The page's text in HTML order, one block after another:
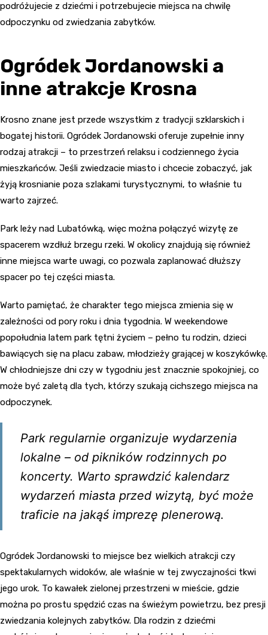
podróżujecie z dziećmi i potrzebujecie miejsca na chwilę
odpoczynku od zwiedzania zabytków.
Ogródek Jordanowski a
inne atrakcje Krosna
Krosno znane jest przede wszystkim z tradycji szklarskich i
bogatej historii. Ogródek Jordanowski oferuje zupełnie inny
rodzaj atrakcji – to przestrzeń relaksu i codziennego życia
mieszkańców. Jeśli zwiedzacie miasto i chcecie zobaczyć, jak
żyją krosnianie poza szlakami turystycznymi, to właśnie tu
warto zajrzeć.
Park leży nad Lubatówką, więc można połączyć wizytę ze
spacerem wzdłuż brzegu rzeki. W okolicy znajdują się również
inne miejsca warte uwagi, co pozwala zaplanować dłuższy
spacer po tej części miasta.
Warto pamiętać, że charakter tego miejsca zmienia się w
zależności od pory roku i dnia tygodnia. W weekendowe
popołudnia latem park tętni życiem – pełno tu rodzin, dzieci
bawiących się na placu zabaw, młodzieży grającej w koszykówkę.
W chłodniejsze dni czy w tygodniu jest znacznie spokojniej, co
może być zaletą dla tych, którzy szukają cichszego miejsca na
odpoczynek.
Park regularnie organizuje wydarzenia
lokalne – od pikników rodzinnych po
koncerty. Warto sprawdzić kalendarz
wydarzeń miasta przed wizytą, być może
traficie na jakąś imprezę plenerową.
Ogródek Jordanowski to miejsce bez wielkich atrakcji czy
spektakularnych widoków, ale właśnie w tej zwyczajności tkwi
jego urok. To kawałek zielonej przestrzeni w mieście, gdzie
można po prostu spędzić czas na świeżym powietrzu, bez presji
zwiedzania kolejnych zabytków. Dla rodzin z dziećmi